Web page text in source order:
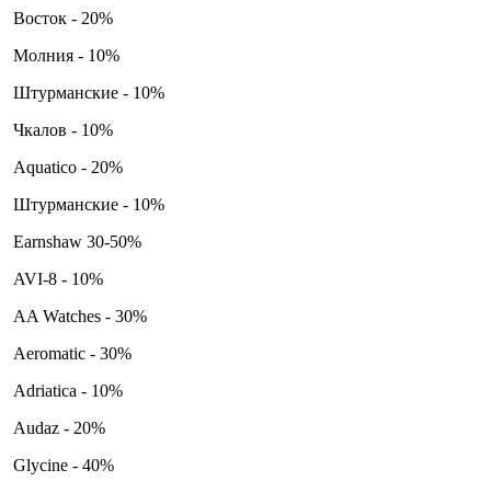
Восток - 20%
Молния - 10%
Штурманские - 10%
Чкалов - 10%
Aquatico - 20%
Штурманские - 10%
Earnshaw 30-50%
AVI-8 - 10%
AA Watches - 30%
Aeromatic - 30%
Adriatica - 10%
Audaz - 20%
Glycine - 40%